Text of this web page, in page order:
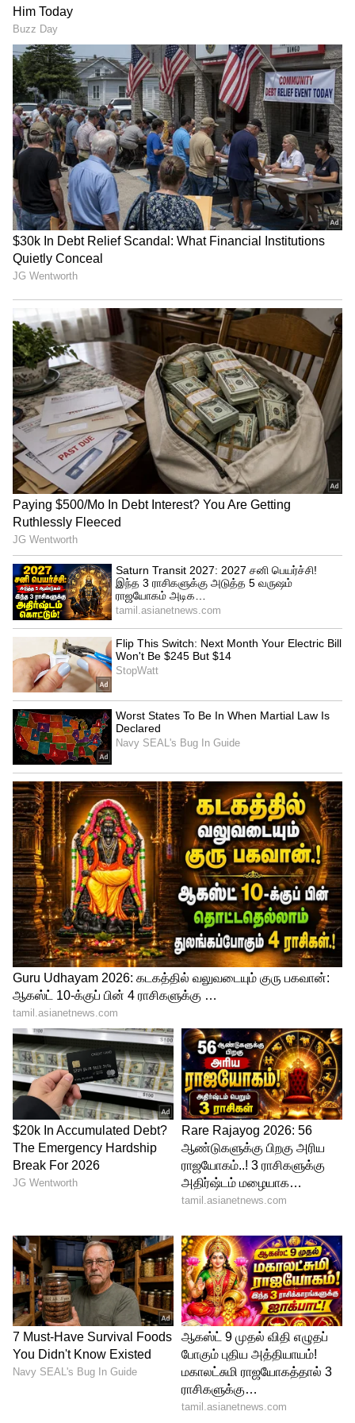
இஸ்ரேலில் சிக்கி தவித்த இந்தியர்கள்!
விமானம் மூலம் டெல்லி வந்த 212 பேரை
வரவேற்றார் அமைச்சர் ராஜீவ்
சந்திரசேகர்
அஸ்வத்தம்மாவின் கணவர் அம்பிகாபதி
கர்நாடக மாநில ஒப்பந்ததாரர்கள்
சங்கத்தின் துணைத் தலைவரும், BBMP
ஒப்பந்ததாரர்கள் சங்கத்தின் தலைவராக
இருக்கிறார். இந்த அமைப்பு தான் முந்தைய
பாஜக அரசுக்கு எதிராக சங்கம் 40%
கமிஷன் குற்றச்சாட்டுகளை முன்வைத்தது
என்பது குறிப்பிடத்தக்கது.
திருப்பூர் தமிழன்ஸ் அபார
வெற்றி!